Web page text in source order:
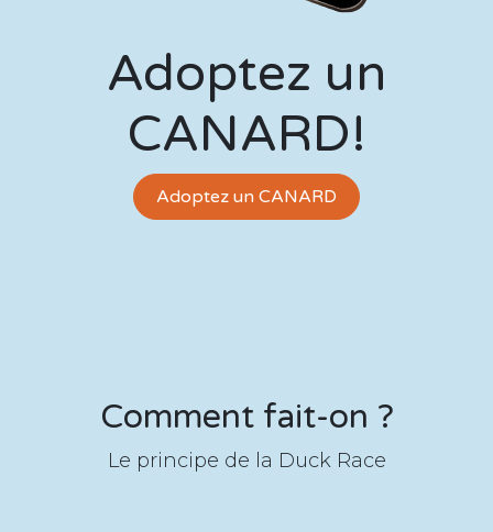
Adoptez un
CANARD!
Adoptez un CANARD
Comment fait-on ?
Le principe de la Duck Race